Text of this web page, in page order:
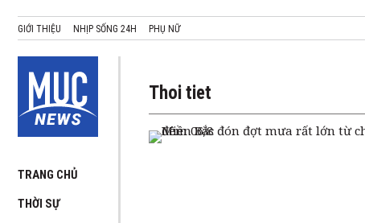
GIỚI THIỆU NHỊP SỐNG 24H PHỤ NỮ
TRANG CHỦ
THỜI SỰ
Thoi tiet